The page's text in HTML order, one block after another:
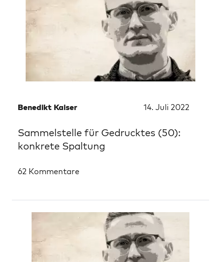
Benedikt Kaiser 14. Juli 2022
Sammelstelle für Gedrucktes (50):
konkrete Spaltung
62 Kommentare